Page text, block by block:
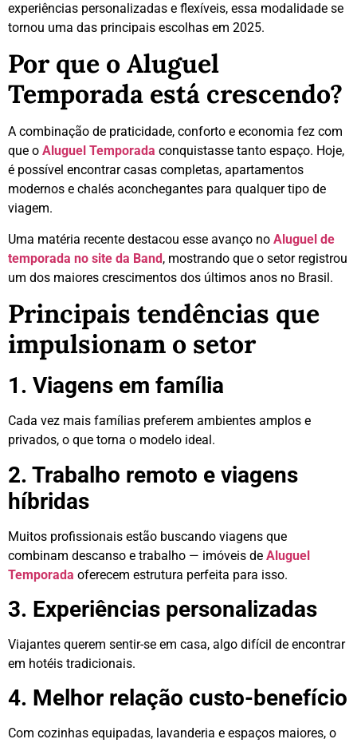
experiências personalizadas e flexíveis, essa modalidade se
tornou uma das principais escolhas em 2025.
Por que o Aluguel
Temporada está crescendo?
A combinação de praticidade, conforto e economia fez com
que o Aluguel Temporada conquistasse tanto espaço. Hoje,
é possível encontrar casas completas, apartamentos
modernos e chalés aconchegantes para qualquer tipo de
viagem.
Uma matéria recente destacou esse avanço no Aluguel de
temporada no site da Band, mostrando que o setor registrou
um dos maiores crescimentos dos últimos anos no Brasil.
Principais tendências que
impulsionam o setor
1. Viagens em família
Cada vez mais famílias preferem ambientes amplos e
privados, o que torna o modelo ideal.
2. Trabalho remoto e viagens
híbridas
Muitos profissionais estão buscando viagens que
combinam descanso e trabalho — imóveis de Aluguel
Temporada oferecem estrutura perfeita para isso.
3. Experiências personalizadas
Viajantes querem sentir-se em casa, algo difícil de encontrar
em hotéis tradicionais.
4. Melhor relação custo-benefício
Com cozinhas equipadas, lavanderia e espaços maiores, o